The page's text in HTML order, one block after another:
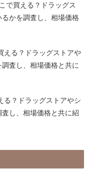
で買える？ドラッグス
かを調査し、相場価格
える？ドラッグストアや
査し、相場価格と共に
る？ドラッグストアやシ
し、相場価格と共に紹